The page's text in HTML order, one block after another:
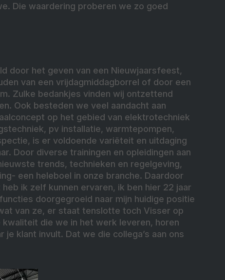
Die waardering proberen we zo goed
door het geven van een Nieuwjaarsfeest,
van een vrijdagmiddagborrel of door een
Zulke bedankjes vinden wij ontzettend
Ook besteden we veel aandacht aan
op het gebied van elektrotechniek
pv installatie, warmtepompen,
is er voldoende variëteit en uitdaging
Door diverse trainingen en opleidingen aan
trends, technieken en regelgeving,
een heleboel in onze branche. Daardoor
ik zelf kunnen ervaren, ik ben hier 22 jaar
doorgegroeid naar mijn huidige positie
van ze, er staat tenslotte toch Visser op
die we in het werk leveren, horen
klant invult. Dat we die collega’s aan ons